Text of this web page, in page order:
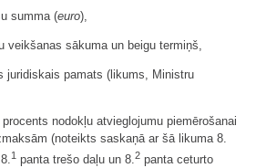
summa (euro),
veikšanas sākuma un beigu termiņš,
juridiskais pamats (likums, Ministru
nodokļu atvieglojumu piemērošanai
(noteikts saskaņā ar šā likuma 8.
1 panta trešo daļu un 8.2 panta ceturto